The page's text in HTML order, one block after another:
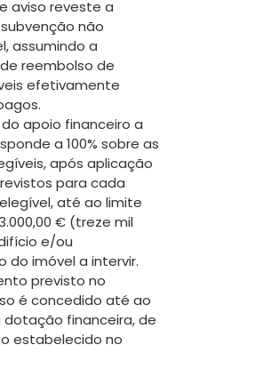
aviso reveste a
não
assumindo a
reembolso de
efetivamente
apoio financeiro a
a 100% sobre as
após aplicação
para cada
até ao limite
€ (treze mil
e/ou
do imóvel a intervir.
previsto no
é concedido até ao
dotação financeira, de
estabelecido no